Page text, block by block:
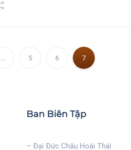
… 5 6 7
Ban Biên Tập
– Đại Đức Châu Hoài Thái